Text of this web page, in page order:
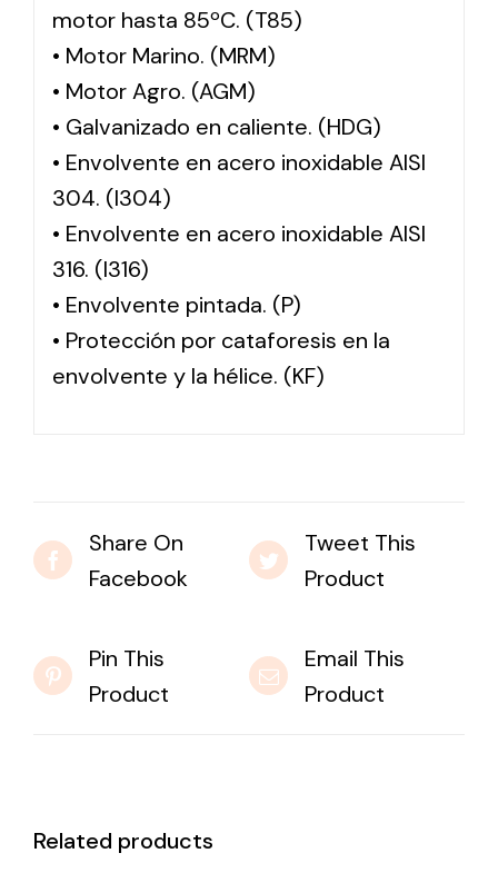
motor hasta 85ºC. (T85)
• Motor Marino. (MRM)
• Motor Agro. (AGM)
• Galvanizado en caliente. (HDG)
• Envolvente en acero inoxidable AISI
304. (I304)
• Envolvente en acero inoxidable AISI
316. (I316)
• Envolvente pintada. (P)
• Protección por cataforesis en la
envolvente y la hélice. (KF)
Share On
Facebook
Tweet This
Product
Pin This
Product
Email This
Product
Related products